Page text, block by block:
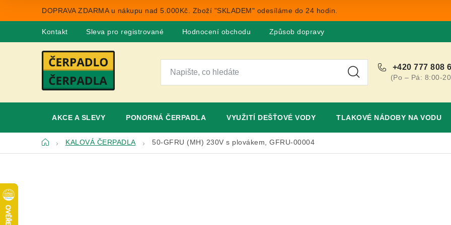
DOPRAVA ZDARMA u nákupu nad 5.000Kč. Zboží "SKLADEM" odesíláme do 24 hodin.
Kontakt Sleva pro registrované Hodnocení obchodu Způsob dopravy
+420 777 808
(Po – Pá: 8:00-
AKCE A SLEVY PONORNÁ ČERPADLA VYUŽITÍ DEŠŤOVÉ VODY TLAKOVÉ NÁDOBY NA VODU
DomůKALOVÁ ČERPADLA 50-GFRU (MH) 230V s plovákem, GFRU-00004